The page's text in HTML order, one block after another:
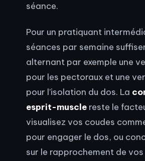
séance.
Pour un pratiquant
séances par semaine
alternant par exemple une
pour les pectoraux et une
pour l’isolation du dos. La
esprit-muscle reste le
visualisez vos coudes
pour engager le dos, ou
sur le rapprochement de